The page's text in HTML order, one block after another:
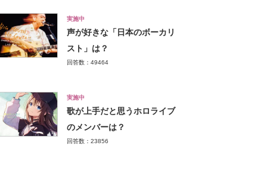
実施中
声が好きな「日本のボーカリ
スト」は？
回答数：49464
実施中
歌が上手だと思うホロライブ
のメンバーは？
回答数：23856